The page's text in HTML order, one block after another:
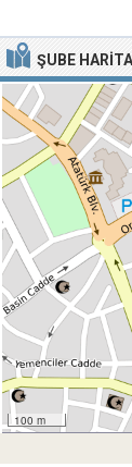
ŞUBE
100 m